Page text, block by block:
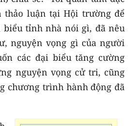
thảo luận tại Hội trường để
biểu tỉnh nhà nói gì, đã nêu
nguyện vọng gì của người
các đại biểu tăng cường
nguyện vọng cử tri, cũng
chương trình hành động đã